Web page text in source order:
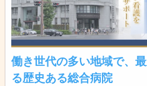
働き世代の多い地域で、
る歴史ある総合病院